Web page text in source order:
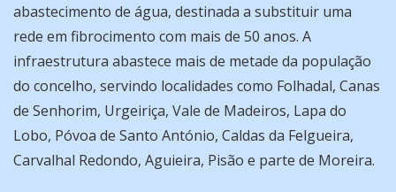
abastecimento de água, destinada a substituir uma
rede em fibrocimento com mais de 50 anos. A
infraestrutura abastece mais de metade da população
do concelho, servindo localidades como Folhadal, Canas
de Senhorim, Urgeiriça, Vale de Madeiros, Lapa do
Lobo, Póvoa de Santo António, Caldas da Felgueira,
Carvalhal Redondo, Aguieira, Pisão e parte de Moreira.